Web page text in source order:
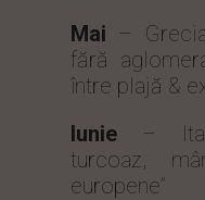
Mai –
fără
între plajă &
Iunie –
turcoaz,
europene”